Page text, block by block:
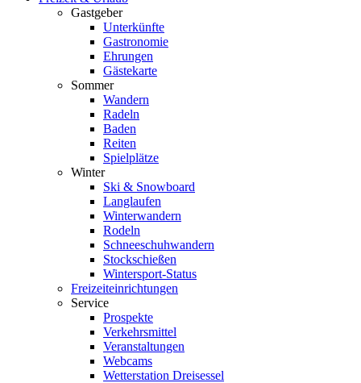
Gastgeber
Unterkünfte
Gastronomie
Ehrungen
Gästekarte
Sommer
Wandern
Radeln
Baden
Reiten
Spielplätze
Winter
Ski & Snowboard
Langlaufen
Winterwandern
Rodeln
Schneeschuhwandern
Stockschießen
Wintersport-Status
Freizeit­einrichtungen
Service
Prospekte
Verkehrsmittel
Veranstaltungen
Webcams
Wetterstation Dreisessel